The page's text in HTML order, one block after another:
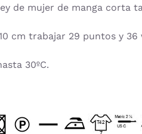
de mujer de manga corta
cm trabajar 29 puntos y 36
30ºC.